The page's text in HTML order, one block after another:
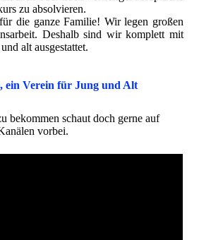
zu absolvieren.
die ganze Familie! Wir legen großen
Deshalb sind wir komplett mit
alt ausgestattet.
ein Verein für Jung und Alt
bekommen schaut doch gerne auf
vorbei.